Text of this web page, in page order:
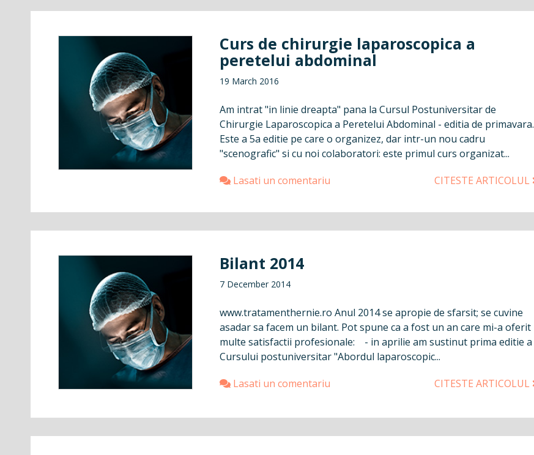
Curs de chirurgie laparoscopica a
peretelui abdominal
19 March 2016
Am intrat "in linie dreapta" pana la Cursul Postuniversitar de
Chirurgie Laparoscopica a Peretelui Abdominal - editia de primavara.
Este a 5a editie pe care o organizez, dar intr-un nou cadru
"scenografic" si cu noi colaboratori: este primul curs organizat...
Lasati un comentariu
CITESTE ARTICOLUL
Bilant 2014
7 December 2014
www.tratamenthernie.ro Anul 2014 se apropie de sfarsit; se cuvine
asadar sa facem un bilant. Pot spune ca a fost un an care mi-a oferit
multe satisfactii profesionale: - in aprilie am sustinut prima editie a
Cursului postuniversitar "Abordul laparoscopic...
Lasati un comentariu
CITESTE ARTICOLUL